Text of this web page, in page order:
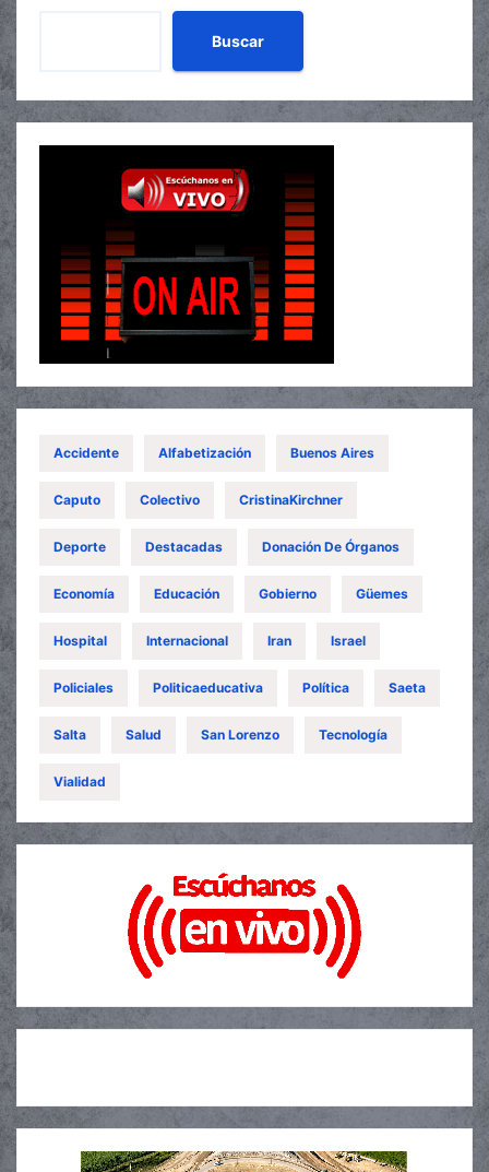
Buscar
Accidente Alfabetización Buenos Aires
Caputo Colectivo CristinaKirchner
Deporte Destacadas Donación De Órganos
Economía Educación Gobierno Güemes
Hospital Internacional Iran Israel
Policiales Politicaeducativa Política Saeta
Salta Salud San Lorenzo Tecnología
Vialidad